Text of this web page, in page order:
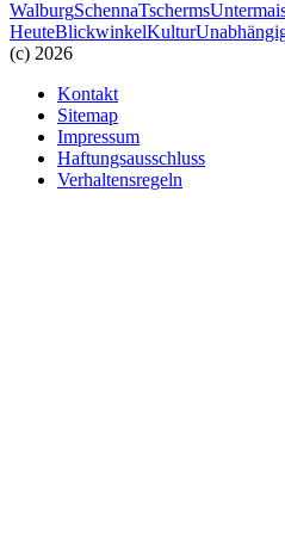
WalburgSchennaTscherms
HeuteBlickwinkelKultur
(c) 2026
Kontakt
Sitemap
Impressum
Haftungsausschluss
Verhaltensregeln